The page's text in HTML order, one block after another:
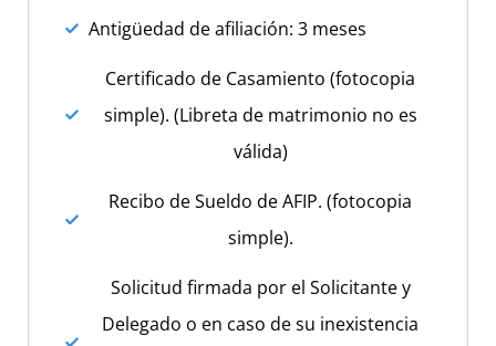
Antigüedad de afiliación: 3 meses
Certificado de Casamiento (fotocopia
simple). (Libreta de matrimonio no es
válida)
Recibo de Sueldo de AFIP. (fotocopia
simple).
Solicitud firmada por el Solicitante y
Delegado o en caso de su inexistencia